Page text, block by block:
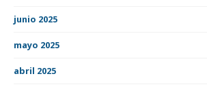
junio 2025
mayo 2025
abril 2025